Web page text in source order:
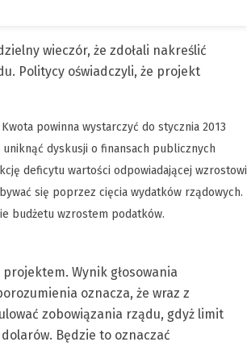
wieczór, że zdołali nakreślić
Politycy oświadczyli, że projekt
powinna wystarczyć do stycznia 2013
dyskusji o finansach publicznych
deficytu wartości odpowiadającej wzrostowi
się poprzez cięcia wydatków rządowych.
budżetu wzrostem podatków.
Wynik głosowania
oznacza, że wraz z
zobowiązania rządu, gdyż limit
Będzie to oznaczać